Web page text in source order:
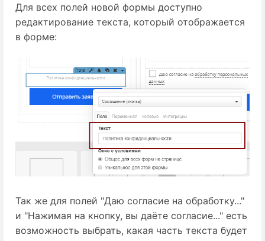
Для всех полей новой формы доступно
редактирование текста, который отображается
в форме:
Так же для полей "Даю согласие на обработку..."
и "Нажимая на кнопку, вы даёте согласие..." есть
возможность выбрать, какая часть текста будет